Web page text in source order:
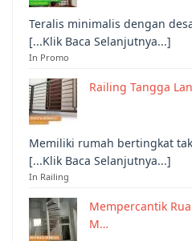
Teralis minimalis dengan
[...Klik Baca Selanjutnya...]
In Promo
Railing Tangga
Memiliki rumah bertingkat
[...Klik Baca Selanjutnya...]
In Railing
Mempercantik
M…